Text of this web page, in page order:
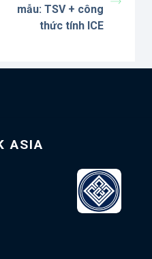
mẫu: TSV + công
thức tính ICE
ASIA